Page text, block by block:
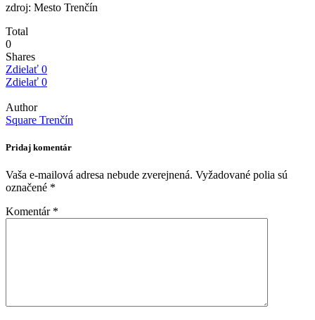
zdroj: Mesto Trenčín
Total
0
Shares
Zdielať 0
Zdielať 0
Author
Square Trenčín
Pridaj komentár
Vaša e-mailová adresa nebude zverejnená. Vyžadované polia sú
označené *
Komentár *